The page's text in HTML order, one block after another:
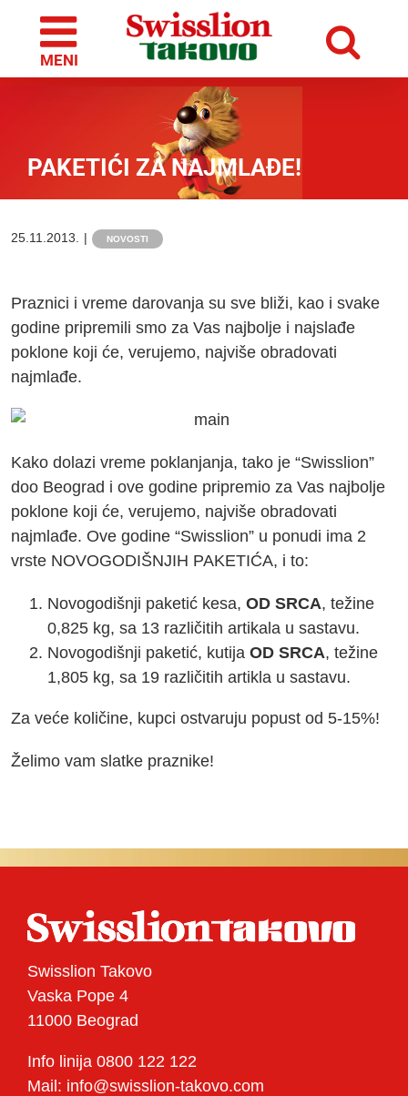
content
PAKETIĆI ZA NAJMLAĐE!
25.11.2013. | NOVOSTI
Praznici i vreme darovanja su sve bliži, kao i svake
godine pripremili smo za Vas najbolje i najslađe
poklone koji će, verujemo, najviše obradovati
najmlađe.
Kako dolazi vreme poklanjanja, tako je “Swisslion”
doo Beograd i ove godine pripremio za Vas najbolje
poklone koji će, verujemo, najviše obradovati
najmlađe. Ove godine “Swisslion” u ponudi ima 2
vrste NOVOGODIŠNJIH PAKETIĆA, i to:
Novogodišnji paketić kesa, OD SRCA, težine
0,825 kg, sa 13 različitih artikala u sastavu.
Novogodišnji paketić, kutija OD SRCA, težine
1,805 kg, sa 19 različitih artikla u sastavu.
Za veće količine, kupci ostvaruju popust od 5-15%!
Želimo vam slatke praznike!
Swisslion Takovo
Vaska Pope 4
11000 Beograd
Info linija 0800 122 122
Mail: info@swisslion-takovo.com